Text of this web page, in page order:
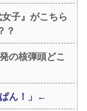
子』がこちら
？
の核弾頭どこ
ん！」←